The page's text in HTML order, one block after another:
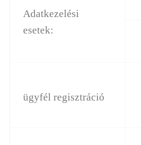
Adatkezelési
esetek:
ügyfél regisztráció